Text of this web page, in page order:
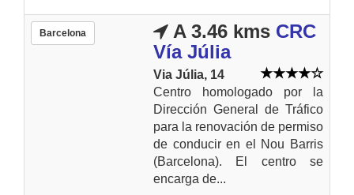
Barcelona A 3.46 kms CRC
Vía Júlia
Via Júlia, 14
Centro homologado por la
Dirección General de Tráfico
para la renovación de permiso
de conducir en el Nou Barris
(Barcelona). El centro se
encarga de...